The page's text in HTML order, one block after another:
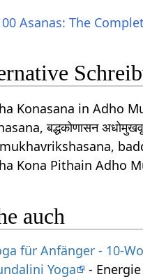
Asanas: The
Konasana in Adho
बद्धकोणासन
Kona Pithain Adho
auch
für Anfänger - 10-
Yoga
-